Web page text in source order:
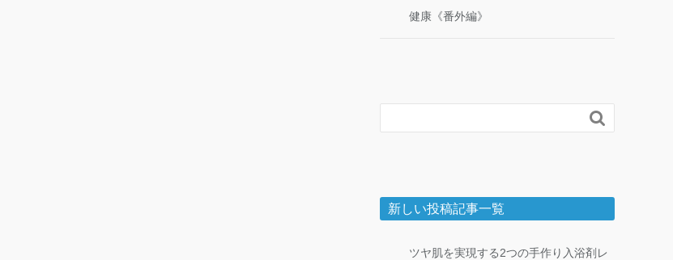
健康《番外編》

新しい投稿記事一覧
ツヤ肌を実現する2つの手作り入浴剤レ